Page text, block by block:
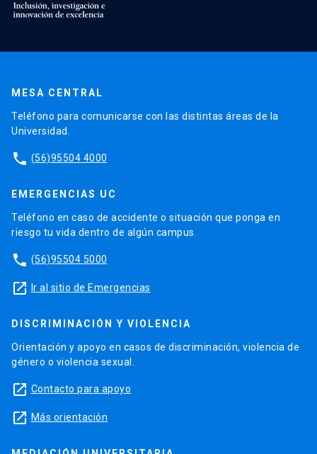
MESA CENTRAL
Teléfono para comunicarse con las distintas áreas de la
Universidad.
phone (56)95504 4000
EMERGENCIAS UC
Teléfono en caso de accidente o situación que ponga en
riesgo tu vida dentro de algún campus.
phone (56)95504 5000
launch Ir al sitio de Emergencias
DISCRIMINACIÓN Y VIOLENCIA
Orientación y apoyo en casos de discriminación, violencia de
género o violencia sexual.
launch Contacto para apoyo
launch Más orientación